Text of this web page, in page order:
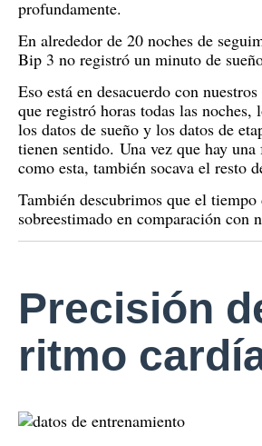
profundamente.
En alrededor de 20 noches de
Bip 3 no registró un minuto de
Eso está en desacuerdo con
que registró horas todas las noches,
los datos de sueño y los datos de
tienen sentido. Una vez que hay
como esta, también socava el resto
También descubrimos que el tiempo
sobreestimado en comparación con
Precisión
ritmo